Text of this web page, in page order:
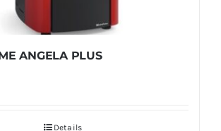
ANGELA PLUS
Details